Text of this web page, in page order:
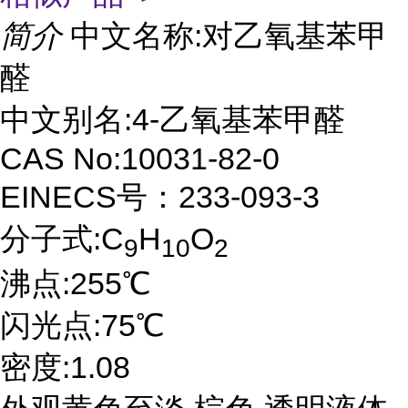
简介 中文名称:对乙氧基苯甲
醛
中文别名:4-乙氧基苯甲醛
CAS No:10031-82-0
EINECS号：233-093-3
分子式:C9H10O2
沸点:255℃
闪光点:75℃
密度:1.08